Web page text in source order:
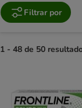
Filtrar por
1 - 48 de 50